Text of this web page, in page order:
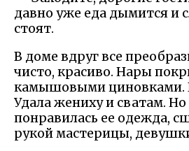
давно уже еда дымится и
стоят.
В доме вдруг все
чисто, красиво. Нары
камышовыми циновками.
Удала жениху и сватам.
понравилась ее одежда,
рукой мастерицы,